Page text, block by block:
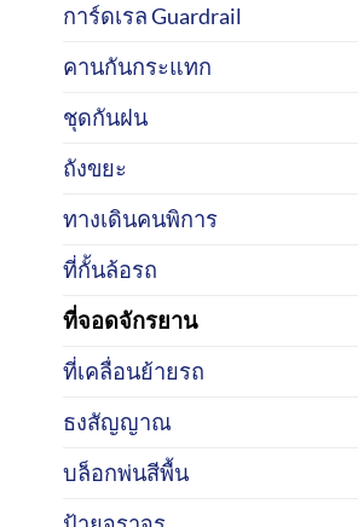
การ์ดเรล Guardrail
คานกันกระแทก
ชุดกันฝน
ถังขยะ
ทางเดินคนพิการ
ที่กั้นล้อรถ
ที่จอดจักรยาน
ที่เคลื่อนย้ายรถ
ธงสัญญาณ
บล็อกพ่นสีพื้น